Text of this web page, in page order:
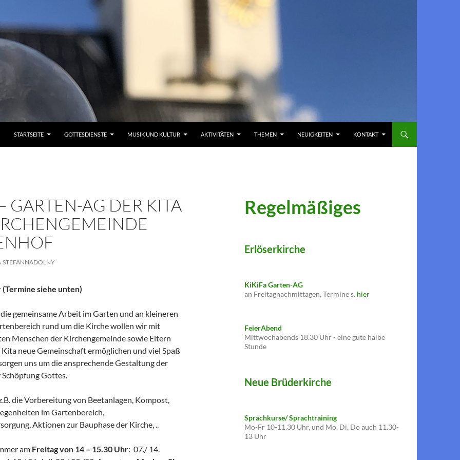
STARTSEITE GOTTESDIENSTE MUSIK UND KULTUR AKTIVITÄTEN THEMEN NEUIGKEITEN KONTAKT
GARTEN-AG DER KITA
STEFANNADOLNY
siehe unten)
gemeinsame Arbeit im Garten und an kleineren
rund um die Kirche wollen wir mit
Menschen der Kirchengemeinde sowie Eltern
neue Gemeinschaft ermöglichen und viel Spaß
uns um die ansprechende Gestaltung der
Gottes.
die Vorbereitung von Beetanlagen, Kompost,
im Gartenbereich,
Aktionen zur Bauphase der Kirche, ..
am Freitag von 14 – 15.30 Uhr: 07./ 14.
Regelmäßiges
Erlöserkirche
KiKiFa Garten-AG
an Freitagnachmittagen, Termine s. hier
FeierAbend
Mittwochabends 18.30 Uhr - eine gute halbe
Stunde
Neue Brüderkirche
Sprachkurse/ Sprachtraining
Mo-Fr 10-11.30 Uhr, und Mo, Di, Do auch 11.30-
13 Uhr